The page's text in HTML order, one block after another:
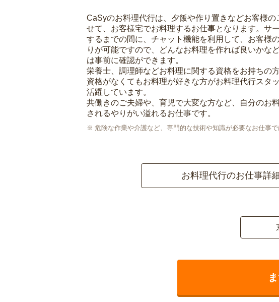
CaSyのお料理代行は、夕飯や作り置きなどお客様の
せて、お客様宅でお料理するお仕事となります。サ
するまでの間に、チャット機能を利用して、お客様
りが可能ですので、どんなお料理を作れば良いかな
は事前に確認ができます。
栄養士、調理師などお料理に関する資格をお持ちの方
資格がなくてもお料理が好きな方がお料理代行スタ
活躍しています。
共働きのご夫婦や、育児で大変な方など、自分のお
されるやりがい溢れるお仕事です。
危険な作業や介護など、専門的な技術や知識が必要なお仕事で
お料理代行のお仕事詳